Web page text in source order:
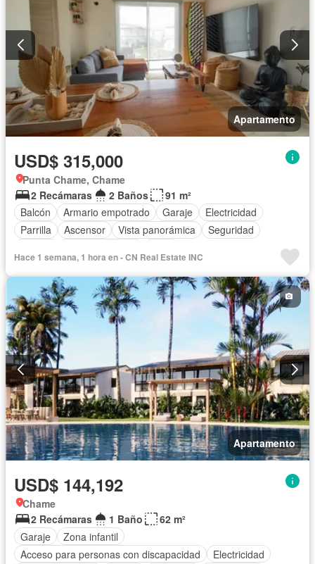
Apartamento
USD$ 315,000
Punta Chame, Chame
2 Recámaras
2 Baños
91 m²
Balcón
Armario empotrado Garaje
Electricidad
Parrilla
Ascensor Vista panorámica
Seguridad
Hace 1 semana, 1 hora en - CN Real Estate INC
Apartamento
USD$ 144,192
Chame
2 Recámaras
1 Baño
62 m²
Garaje
Zona infantil
Acceso para personas con discapacidad
Electricidad